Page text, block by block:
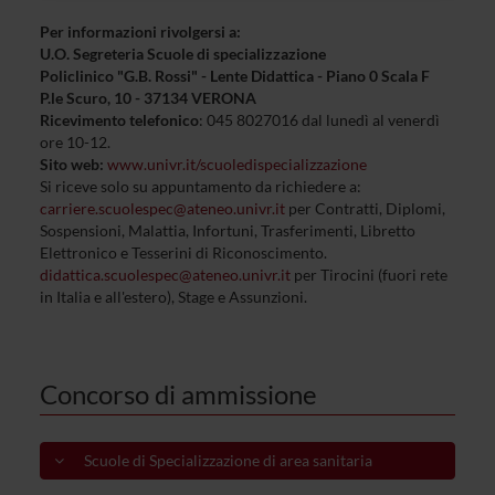
Per informazioni rivolgersi a:
U.O. Segreteria Scuole di specializzazione
Policlinico "G.B. Rossi" - Lente Didattica - Piano 0 Scala F
P.le Scuro, 10 - 37134 VERONA
Ricevimento telefonico: 045 8027016 dal lunedì al venerdì
ore 10-12.
Sito web: www.univr.it/scuoledispecializzazione
Si riceve solo su appuntamento da richiedere a:
carriere.scuolespec@ateneo.univr.itper Contratti, Diplomi,
Sospensioni, Malattia, Infortuni, Trasferimenti, Libretto
Elettronico e Tesserini di Riconoscimento.
didattica.scuolespec@ateneo.univr.itper Tirocini (fuori rete
in Italia e all'estero), Stage e Assunzioni.
Concorso di ammissione
Scuole di Specializzazione di area sanitaria